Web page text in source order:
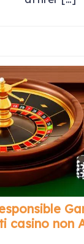
casino non